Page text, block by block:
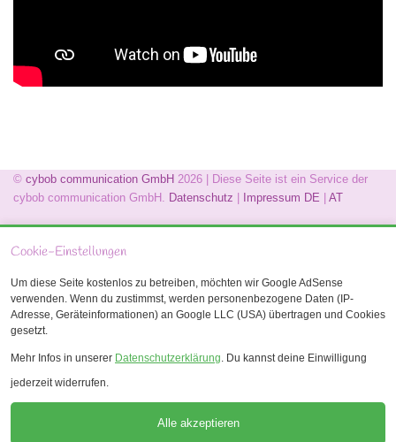
Wir verwenden bei Ihrem Besuch auf unserer
Webseite Cookies.
Indem Sie unsere Webseite benutzen, stimmen
Sie unseren Datenschutzrichtlinien zu.
Mehr erfahren
© cybob communication GmbH 2026 | Diese Seite ist ein Service der
cybob communication GmbH. Datenschutz Impressum DE AT
Cookie-Einstellungen
Um diese Seite kostenlos zu betreiben, möchten wir Google AdSense
verwenden. Wenn du zustimmst, werden personenbezogene Daten (IP-
Adresse, Geräteinformationen) an Google LLC (USA) übertragen und Cookies
gesetzt.
Mehr Infos in unserer Datenschutzerklärung. Du kannst deine Einwilligung
jederzeit widerrufen.
Alle akzeptieren